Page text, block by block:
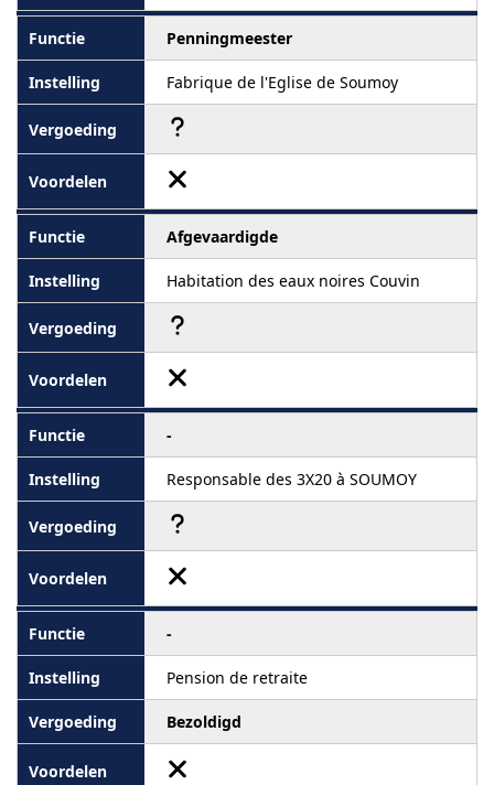
Penningmeester
Fabrique de l'Eglise de Soumoy
Afgevaardigde
Habitation des eaux noires Couvin
-
Responsable des 3X20 à SOUMOY
-
Pension de retraite
Bezoldigd